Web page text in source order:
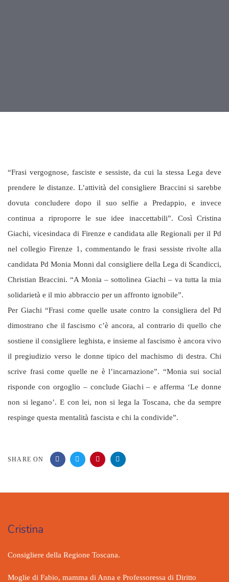
“Frasi vergognose, fasciste e sessiste, da cui la stessa Lega deve
prendere le distanze. L’attività del consigliere Braccini si sarebbe
dovuta concludere dopo il suo selfie a Predappio, e invece
continua a riproporre le sue idee inaccettabili”. Così Cristina
Giachi, vicesindaca di Firenze e candidata alle Regionali per il Pd
nel collegio Firenze 1, commentando le frasi sessiste rivolte alla
candidata Pd Monia Monni dal consigliere della Lega di Scandicci,
Christian Braccini. “A Monia – sottolinea Giachi – va tutta la mia
solidarietà e il mio abbraccio per un affronto ignobile”.
Per Giachi “Frasi come quelle usate contro la consigliera del Pd
dimostrano che il fascismo c’è ancora, al contrario di quello che
sostiene il consigliere leghista, e insieme al fascismo è ancora vivo
il pregiudizio verso le donne tipico del machismo di destra. Chi
scrive frasi come quelle ne è l’incarnazione”. “Monia sui social
risponde con orgoglio – conclude Giachi – e afferma ‘Le donne
non si legano’. E con lei, non si lega la Toscana, che da sempre
respinge questa mentalità fascista e chi la condivide”.
SHARE ON
Cristina
Consigliere della Regione Toscana.
Moglie di Fabio, mamma di Anna e Professoressa di Diritto